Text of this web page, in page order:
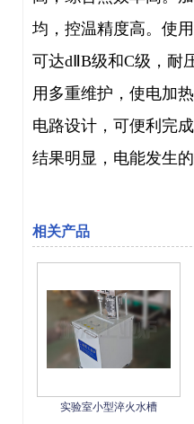
均，控温精度高。使
可达dⅡB级和C级，耐
用多重维护，使电加
电路设计，可便利完
结果明显，电能发生
相关产品
实验室小型淬火水槽